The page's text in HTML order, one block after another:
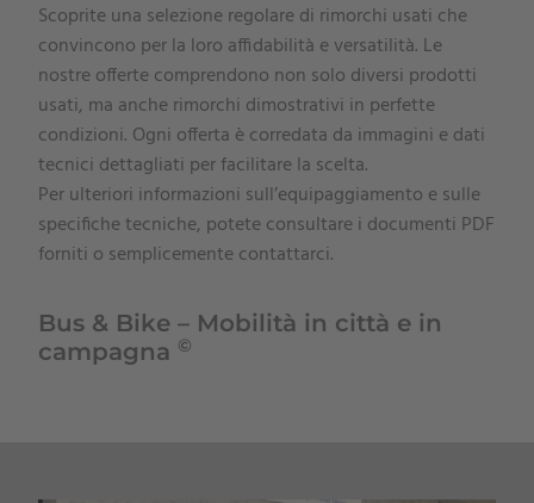
Scoprite una selezione regolare di rimorchi usati che
convincono per la loro affidabilità e versatilità. Le
nostre offerte comprendono non solo diversi prodotti
usati, ma anche rimorchi dimostrativi in perfette
condizioni. Ogni offerta è corredata da immagini e dati
tecnici dettagliati per facilitare la scelta.
Per ulteriori informazioni sull’equipaggiamento e sulle
specifiche tecniche, potete consultare i documenti PDF
forniti o semplicemente contattarci.
Bus & Bike – Mobilità in città e in
campagna ©